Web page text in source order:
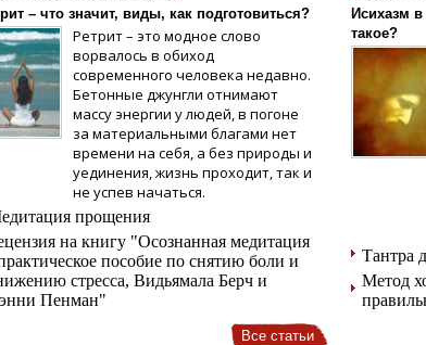
– что значит, виды, как подготовиться?
Ретрит – это модное слово
ворвалось в обиход
современного человека недавно.
Бетонные джунгли отнимают
массу энергии у людей, в погоне
за материальными благами нет
времени на себя, а без природы и
уединения, жизнь проходит, так и
не успев начаться.
прощения
на книгу "Осознанная медитация
пособие по снятию боли и
стресса, Видьямала Берч и
Пенман"
Исихазм
такое?
Тантра
Метод
Все статьи